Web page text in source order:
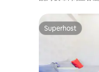
Etwa 10 Minuten
Taipei Arena
mit der U-Bahn
｜ Etwa 8
Da-an-Waldpark
Ubike-Station in
Fahrräder zu
Food Panda rund
Superhost
Superhost